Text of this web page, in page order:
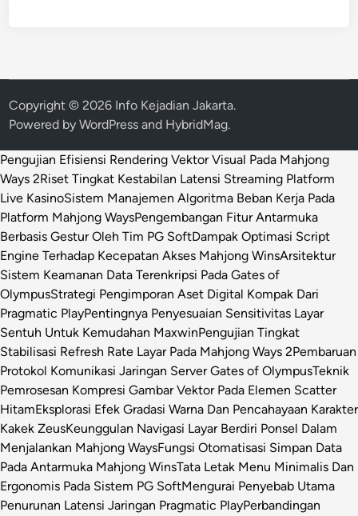
Copyright © 2026 Info Kejadian Jakarta.
Powered byWordPress and HybridMag.
Pengujian Efisiensi Rendering Vektor Visual Pada Mahjong
Ways 2Riset Tingkat Kestabilan Latensi Streaming Platform
Live KasinoSistem Manajemen Algoritma Beban Kerja Pada
Platform Mahjong WaysPengembangan Fitur Antarmuka
Berbasis Gestur Oleh Tim PG SoftDampak Optimasi Script
Engine Terhadap Kecepatan Akses Mahjong WinsArsitektur
Sistem Keamanan Data Terenkripsi Pada Gates of
OlympusStrategi Pengimporan Aset Digital Kompak Dari
Pragmatic PlayPentingnya Penyesuaian Sensitivitas Layar
Sentuh Untuk Kemudahan MaxwinPengujian Tingkat
Stabilisasi Refresh Rate Layar Pada Mahjong Ways 2Pembaruan
Protokol Komunikasi Jaringan Server Gates of OlympusTeknik
Pemrosesan Kompresi Gambar Vektor Pada Elemen Scatter
HitamEksplorasi Efek Gradasi Warna Dan Pencahayaan Karakter
Kakek ZeusKeunggulan Navigasi Layar Berdiri Ponsel Dalam
Menjalankan Mahjong WaysFungsi Otomatisasi Simpan Data
Pada Antarmuka Mahjong WinsTata Letak Menu Minimalis Dan
Ergonomis Pada Sistem PG SoftMengurai Penyebab Utama
Penurunan Latensi Jaringan Pragmatic PlayPerbandingan